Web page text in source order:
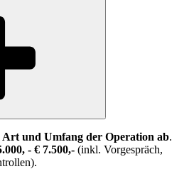
Art und Umfang der Operation ab.
- € 7.500,- (inkl. Vorgespräch,